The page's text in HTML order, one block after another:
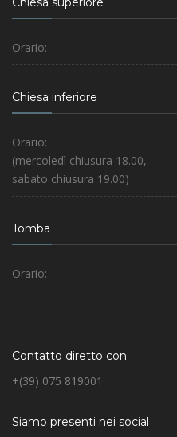
Orario:
Chiesa inferiore
Orario:
(mercoledì chiusura 18.00,
sabato chiusura 19.00)
Tomba
Orario:
Contatto diretto con:
+(39) 075 819001
Siamo presenti nei social